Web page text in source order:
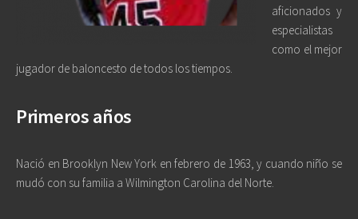
aficionados y
especialistas
como el mejor
jugador de baloncesto de todos los tiempos.
Primeros años
Nació en Brooklyn New York en febrero de 1963, y cuando niño se
mudó con su familia a Wilmington Carolina del Norte.